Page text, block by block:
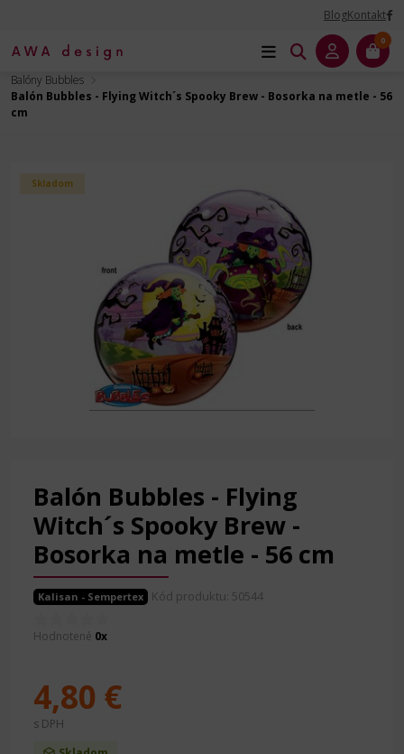
BlogKontakt
0
Balóny na Párty
Balóny Bubbles a Double Bubbles
Balóny Bubbles
Balón Bubbles - Flying Witch´s Spooky Brew - Bosorka na metle - 56
cm
Skladom
Balón Bubbles - Flying
Witch´s Spooky Brew -
Bosorka na metle - 56 cm
Kalisan - Sempertex Kód produktu: 50544
Hodnotené 0x
4,80 €
s DPH